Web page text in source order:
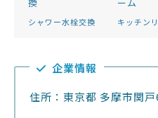
シャワー水栓交換 キッチン
企業情報
住所：東京都 多摩市関